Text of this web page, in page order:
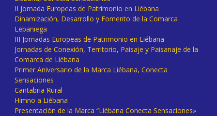
II Jornada Europeas de Patrimonio en Liébana
Dinamización, Desarrollo y Fomento de la Comarca
Lebaniega
III Jornadas Europeas de Patrimonio en Liébana
Jornadas de Conexión, Territorio, Paisaje y Paisanaje de la
Comarca de Liébana
Primer Aniversario de la Marca Liébana, Conecta
Sensaciones
Cantabria Rural
Himno a Liébana
Presentación de la Marca “Liébana Conecta Sensaciones»